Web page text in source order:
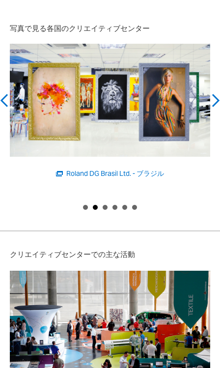
写真で見る各国のクリエイティブセンター
Roland DG Brasil Ltd. - ブラジル
クリエイティブセンターでの主な活動